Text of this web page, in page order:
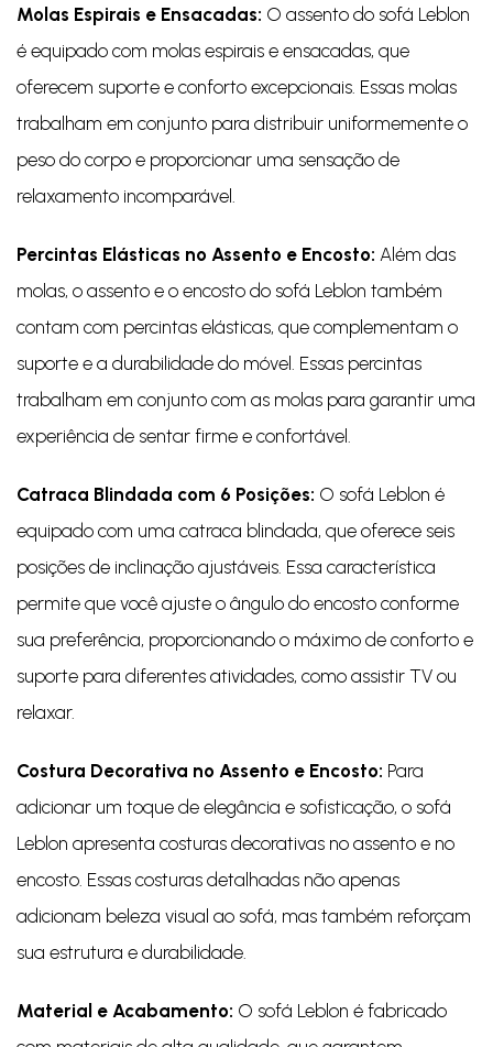
Molas Espirais e Ensacadas: O assento do sofá Leblon
é equipado com molas espirais e ensacadas, que
oferecem suporte e conforto excepcionais. Essas molas
trabalham em conjunto para distribuir uniformemente o
peso do corpo e proporcionar uma sensação de
relaxamento incomparável.
Percintas Elásticas no Assento e Encosto: Além das
molas, o assento e o encosto do sofá Leblon também
contam com percintas elásticas, que complementam o
suporte e a durabilidade do móvel. Essas percintas
trabalham em conjunto com as molas para garantir uma
experiência de sentar firme e confortável.
Catraca Blindada com 6 Posições: O sofá Leblon é
equipado com uma catraca blindada, que oferece seis
posições de inclinação ajustáveis. Essa característica
permite que você ajuste o ângulo do encosto conforme
sua preferência, proporcionando o máximo de conforto e
suporte para diferentes atividades, como assistir TV ou
relaxar.
Costura Decorativa no Assento e Encosto: Para
adicionar um toque de elegância e sofisticação, o sofá
Leblon apresenta costuras decorativas no assento e no
encosto. Essas costuras detalhadas não apenas
adicionam beleza visual ao sofá, mas também reforçam
sua estrutura e durabilidade.
Material e Acabamento: O sofá Leblon é fabricado